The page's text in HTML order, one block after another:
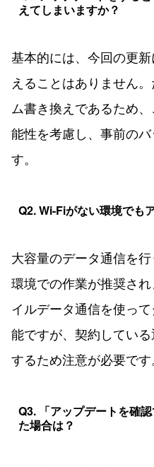
えてしまいますか？
基本的には、今回の更
えることはありません
ム書き換えであるため
能性を考慮し、事前の
す。
Q2. Wi-Fiがない環境でも
大容量のデータ通信を
環境での作業が推奨さ
イルデータ通信を使っ
能ですが、契約してい
するため注意が必要です
Q3. 「アップデートを確
た場合は？